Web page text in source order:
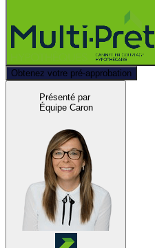
Obtenez votre pré-approbation
Présenté par
Équipe Caron